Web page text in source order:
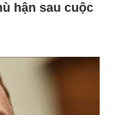
hận sau cuộc